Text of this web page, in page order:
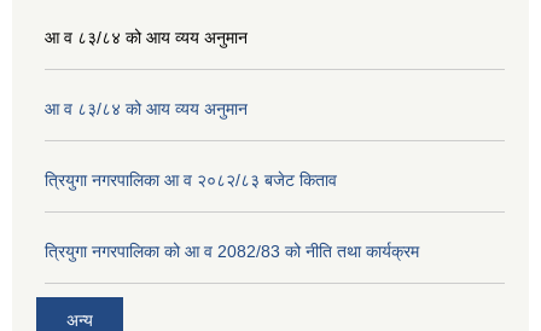
आ व ८३/८४ को आय व्यय अनुमान
आ व ८३/८४ को आय व्यय अनुमान
त्रियुगा नगरपालिका आ व २०८२/८३ बजेट किताव
त्रियुगा नगरपालिका को आ व 2082/83 को नीति तथा कार्यक्रम
अन्य